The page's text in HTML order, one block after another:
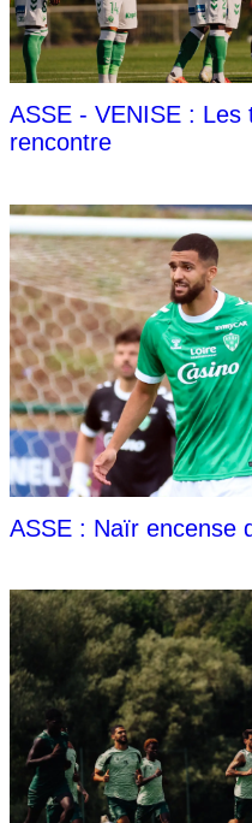
ASSE - VENISE : Les
rencontre
ASSE : Naïr encense